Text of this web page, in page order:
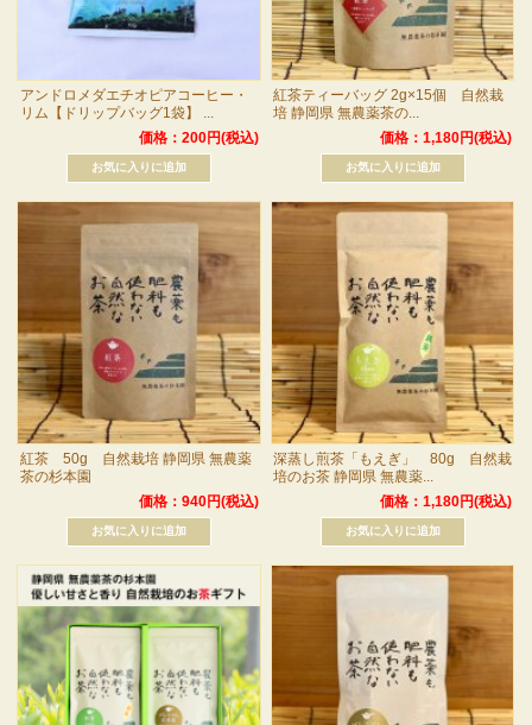
アンドロメダエチオピアコーヒー・
リム【ドリップバッグ1袋】 ...
価格：200円(税込)
紅茶ティーバッグ 2g×15個 自然栽
培 静岡県 無農薬茶の...
価格：1,180円(税込)
紅茶 50g 自然栽培 静岡県 無農薬
茶の杉本園
価格：940円(税込)
深蒸し煎茶「もえぎ」 80g 自然栽
培のお茶 静岡県 無農薬...
価格：1,180円(税込)